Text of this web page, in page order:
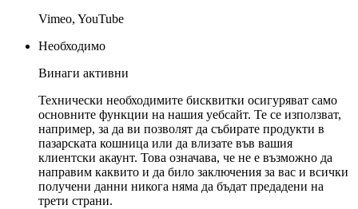
Vimeo, YouTube
Необходимо
Винаги активни
Технически необходимите бисквитки осигуряват само
основните функции на нашия уебсайт. Те се използват,
например, за да ви позволят да събирате продукти в
пазарската кошница или да влизате във вашия
клиентски акаунт. Това означава, че не е възможно да
направим каквито и да било заключения за вас и всички
получени данни никога няма да бъдат предадени на
трети страни.